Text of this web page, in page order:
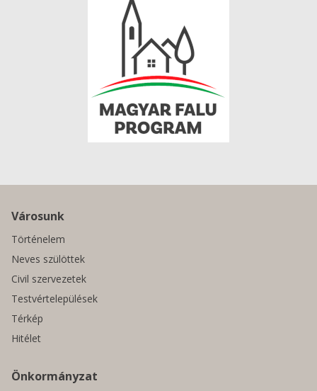
Városunk
Történelem
Neves szülöttek
Civil szervezetek
Testvértelepülések
Térkép
Hitélet
Önkormányzat